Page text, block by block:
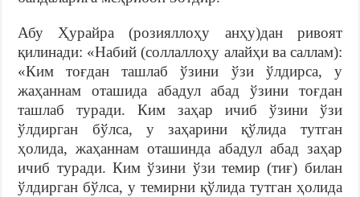
Абу Ҳурайра (розияллоҳу анҳу)дан ривоят
қилинади: «Набий (соллаллоҳу алайҳи ва саллам):
«Ким тоғдан ташлаб ўзини ўзи ўлдирса, у
жаҳаннам оташида абадул абад ўзини тоғдан
ташлаб туради. Ким заҳар ичиб ўзини ўзи
ўлдирган бўлса, у заҳарини қўлида тутган
ҳолида, жаҳаннам оташинда абадул абад заҳар
ичиб туради. Ким ўзини ўзи темир (тиғ) билан
ўлдирган бўлса, у темирни қўлида тутган ҳолида